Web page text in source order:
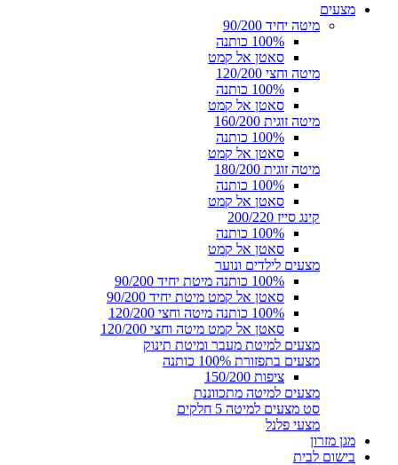
מצעים
מיטה יחיד 90/200
100% כותנה
סאטן אל קמט
מיטה וחצי 120/200
100% כותנה
סאטן אל קמט
מיטה זוגית 160/200
100% כותנה
סאטן אל קמט
מיטה זוגית 180/200
100% כותנה
סאטן אל קמט
קינג סייז 200/220
100% כותנה
סאטן אל קמט
מצעים לילדים ונוער
100% כותנה מיטת יחיד 90/200
סאטן אל קמט מיטת יחיד 90/200
100% כותנה מיטה וחצי 120/200
סאטן אל קמט מיטה וחצי 120/200
מצעים למיטת מעבר ומיטת תינוק
מצעים בתפזורת 100% כותנה
ציפות 150/200
מצעים למיטה מתכווננת
סט מצעים למיטה 5 חלקים
מצעי פלנל
מגן מזרון
בישום לבית